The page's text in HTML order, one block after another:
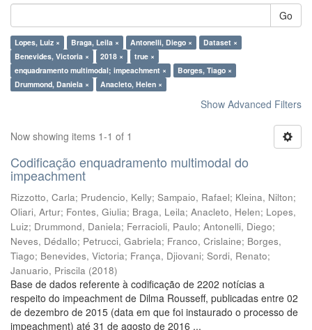
Go
Lopes, Luiz × Braga, Leila × Antonelli, Diego ×
Dataset ×
Benevides, Victoria ×
2018 ×
true ×
enquadramento multimodal; impeachment ×
Borges, Tiago ×
Drummond, Daniela ×
Anacleto, Helen ×
Show Advanced Filters
Now showing items 1-1 of 1
Codificação enquadramento multimodal do
impeachment
Rizzotto, Carla; Prudencio, Kelly; Sampaio, Rafael; Kleina, Nilton;
Oliari, Artur; Fontes, Giulia; Braga, Leila; Anacleto, Helen; Lopes,
Luiz; Drummond, Daniela; Ferracioli, Paulo; Antonelli, Diego;
Neves, Dédallo; Petrucci, Gabriela; Franco, Crislaine; Borges,
Tiago; Benevides, Victoria; França, Djiovani; Sordi, Renato;
Januario, Priscila (2018)
Base de dados referente à codificação de 2202 notícias a
respeito do impeachment de Dilma Rousseff, publicadas entre 02
de dezembro de 2015 (data em que foi instaurado o processo de
impeachment) até 31 de agosto de 2016 ...